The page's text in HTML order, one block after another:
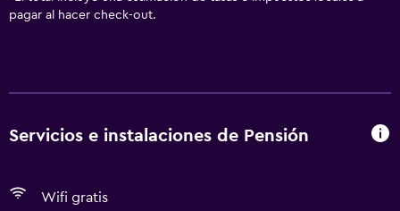
pagar al hacer check-out.
Servicios e instalaciones de Pensión
Wifi gratis